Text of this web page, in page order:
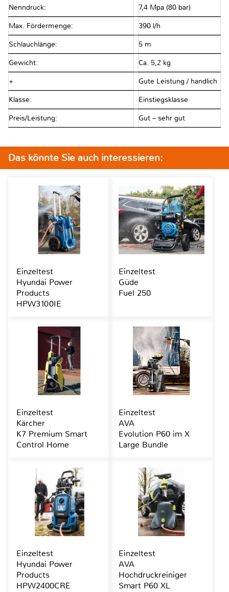
Nenndruck: 7,4 Mpa (80 bar)
Max. Fördermenge: 390 l/h
Schlauchlänge: 5 m
Gewicht: Ca. 5,2 kg
+ Gute Leistung / handlich
Klasse: Einstiegsklasse
Preis/Leistung: Gut – sehr gut
Das könnte Sie auch interessieren:
Einzeltest
Hyundai Power
Products
HPW3100IE
Einzeltest
Güde
Fuel 250
Einzeltest
Kärcher
K7 Premium Smart
Control Home
Einzeltest
AVA
Evolution P60 im X
Large Bundle
Einzeltest
Hyundai Power
Products
HPW2400CRE
Einzeltest
AVA
Hochdruckreiniger
Smart P60 XL